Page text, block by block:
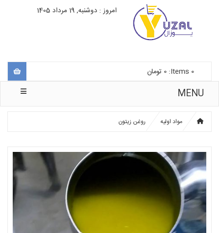
امروز : دوشنبه, 19 مرداد 1405
0
Items:
0 تومان
MENU
مواد اولیه روغن زیتون